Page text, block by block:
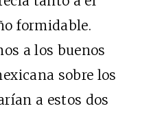
formidable.
a los buenos
sobre los
a estos dos